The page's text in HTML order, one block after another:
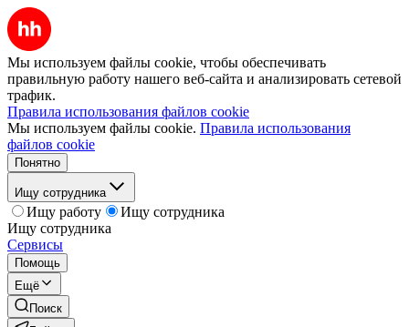
Мы используем файлы cookie, чтобы обеспечивать
правильную работу нашего веб-сайта и анализировать сетевой
трафик.
Правила использования файлов cookie
Мы используем файлы cookie. Правила использования
файлов cookie
Понятно
Ищу сотрудника
Ищу работу
Ищу сотрудника
Ищу сотрудника
Сервисы
Помощь
Ещё
Поиск